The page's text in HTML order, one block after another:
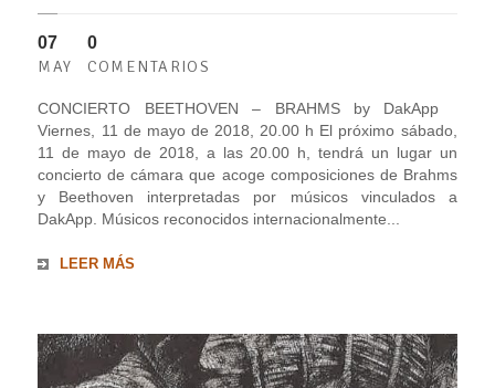
07
MAY
0
COMENTARIOS
CONCIERTO BEETHOVEN – BRAHMS by DakApp
Viernes, 11 de mayo de 2018, 20.00 h El próximo sábado,
11 de mayo de 2018, a las 20.00 h, tendrá un lugar un
concierto de cámara que acoge composiciones de Brahms
y Beethoven interpretadas por músicos vinculados a
DakApp. Músicos reconocidos internacionalmente...
LEER MÁS